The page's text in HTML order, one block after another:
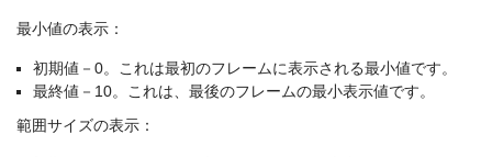
最小値の表示：
初期値－0。これは最初のフレームに表示される最小値です。
最終値－10。これは、最後のフレームの最小表示値です。
範囲サイズの表示：